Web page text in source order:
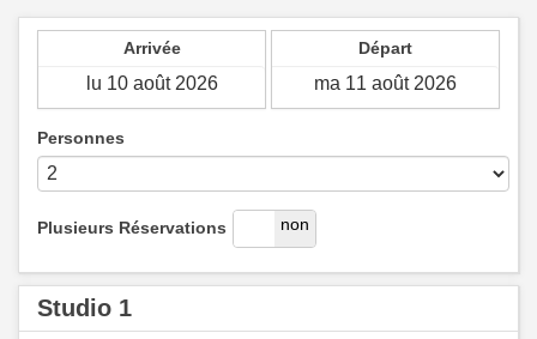
Arrivée Départ
Personnes
Plusieurs Réservations
oui non
Studio 1